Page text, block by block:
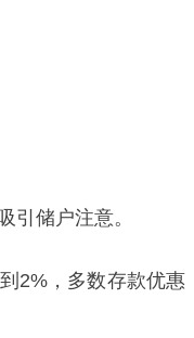
引储户注意。
2%，多数存款优惠